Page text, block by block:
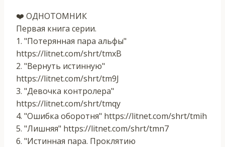
❤️ ОДНОТОМНИК
Первая книга серии.
1. "Потерянная пара альфы"
https://litnet.com/shrt/tmxB
2. "Вернуть истинную"
https://litnet.com/shrt/tm9J
3. "Девочка контролера"
https://litnet.com/shrt/tmqy
4. "Ошибка оборотня" https://litnet.com/shrt/tmih
5. "Лишняя" https://litnet.com/shrt/tmn7​​
6. "Истинная пара. Проклятию